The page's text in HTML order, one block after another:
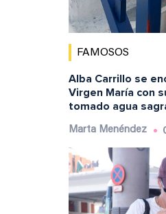
FAMOSOS
Alba Carrillo se
Virgen María con
tomado agua
Marta Menéndez